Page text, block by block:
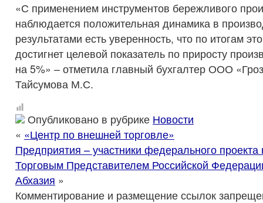
«С применением инструментов бережливого
наблюдается положительная динамика в
результатами есть уверенность, что по итогам
достигнет целевой показатель по приросту
на 5%» – отметила главный бухгалтер ООО
Тайсумова М.С.
Опубликовано в рубрике Новости
« «Центр по внешней торговле»
Предприятия – участники федерального проекта
Торговым Представителем Российской
Абхазия »
Комментирование и размещение ссылок